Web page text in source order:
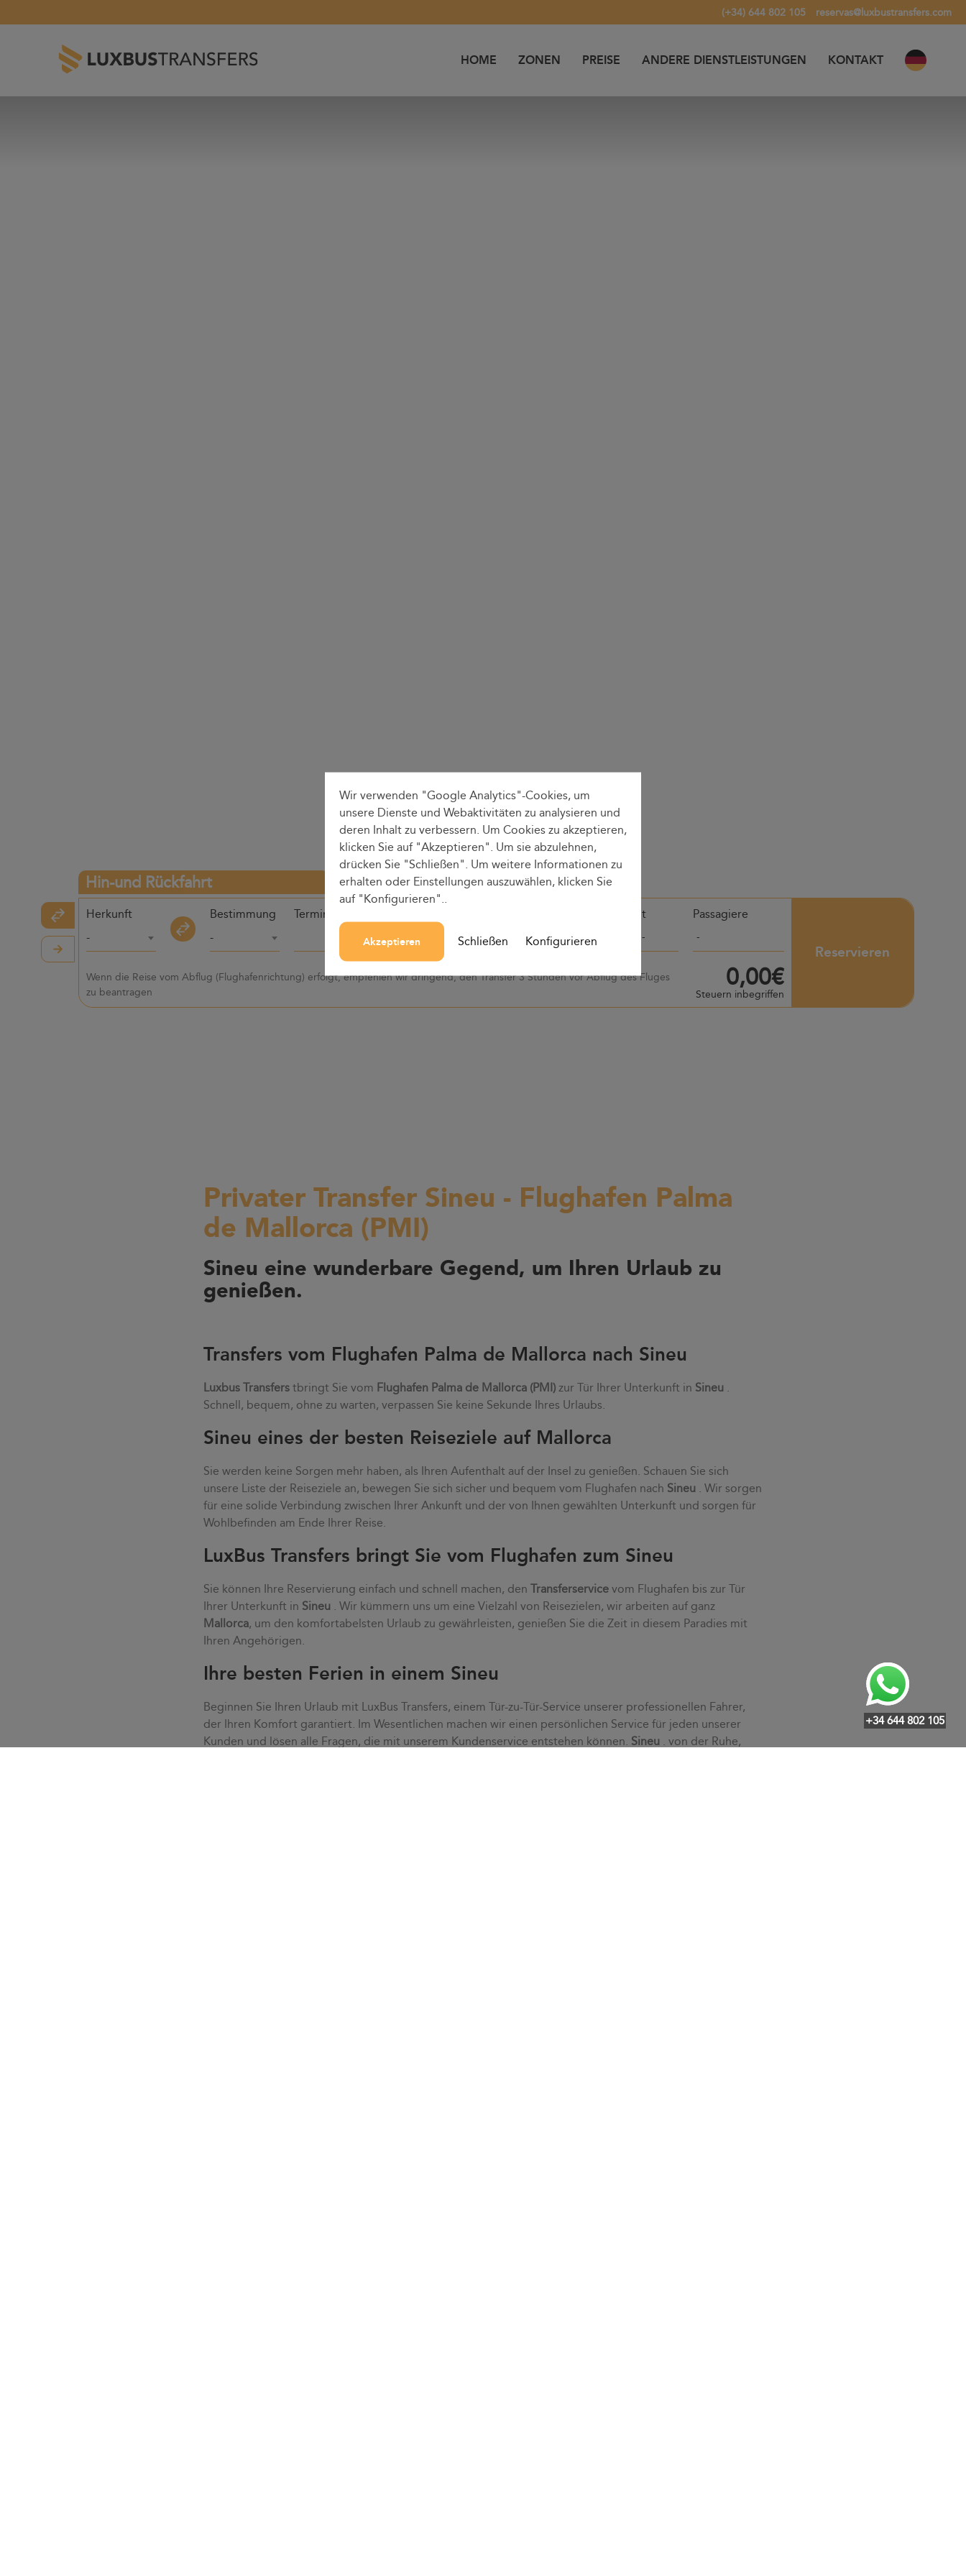
+34 644 802 105
(+34) 644 802 105 reservas@luxbustransfers.com
HOME ZONEN PREISE ANDERE DIENSTLEISTUNGEN KONTAKT
Hin-und Rückfahrt
Herkunft
-
Bestimmung
-
Termine Rundenzeit Passagiere
Wenn die Reise vom Abflug (Flughafenrichtung) erfolgt, empfehlen wir dringend, den Transfer 3 Stunden vor Abflug des Fluges
zu beantragen
0,00€
Steuern inbegriffen
Reservieren
Privater Transfer Sineu - Flughafen Palma
de Mallorca (PMI)
Sineu eine wunderbare Gegend, um Ihren Urlaub zu
genießen.
Transfers vom Flughafen Palma de Mallorca nach Sineu
Luxbus Transfers tbringt Sie vom Flughafen Palma de Mallorca (PMI) zur Tür Ihrer Unterkunft in Sineu
Schnell, bequem, ohne zu warten, verpassen Sie keine Sekunde Ihres Urlaubs.
Sineu eines der besten Reiseziele auf Mallorca
Sie werden keine Sorgen mehr haben, als Ihren Aufenthalt auf der Insel zu genießen. Schauen Sie sich
unsere Liste der Reiseziele an, bewegen Sie sich sicher und bequem vom Flughafen nach Sineu
. Wir sorgen
für eine solide Verbindung zwischen Ihrer Ankunft und der von Ihnen gewählten Unterkunft und sorgen für
Wohlbefinden am Ende Ihrer Reise.
LuxBus Transfers bringt Sie vom Flughafen zum Sineu
Sie können Ihre Reservierung einfach und schnell machen, denTransferservice vom Flughafen bis zur Tür
Ihrer Unterkunft in Sineu
. Wir kümmern uns um eine Vielzahl von Reisezielen, wir arbeiten auf ganz
Mallorca, um den komfortabelsten Urlaub zu gewährleisten, genießen Sie die Zeit in diesem Paradies mit
Ihren Angehörigen.
Ihre besten Ferien in einem Sineu
Beginnen Sie Ihren Urlaub mit LuxBus Transfers, einem Tür-zu-Tür-Service unserer professionellen Fahrer,
der Ihren Komfort garantiert. Im Wesentlichen machen wir einen persönlichen Service für jeden unserer
Kunden und lösen alle Fragen, die mit unserem Kundenservice entstehen können. Sineu
. von der Ruhe,
Wir verwenden "Google Analytics"-Cookies, um
unsere Dienste und Webaktivitäten zu analysieren und
deren Inhalt zu verbessern. Um Cookies zu akzeptieren,
klicken Sie auf "Akzeptieren". Um sie abzulehnen,
drücken Sie "Schließen". Um weitere Informationen zu
erhalten oder Einstellungen auszuwählen, klicken Sie
auf "Konfigurieren"..
Akzeptieren Schließen Konfigurieren